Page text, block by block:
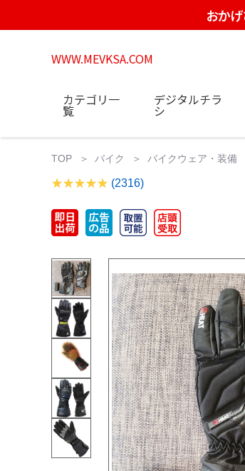
おか
WWW.MEVKSA.COM
カテゴリ一
覧
デジタルチラ
シ
TOP バイク バイクウェア・装備
(2316)